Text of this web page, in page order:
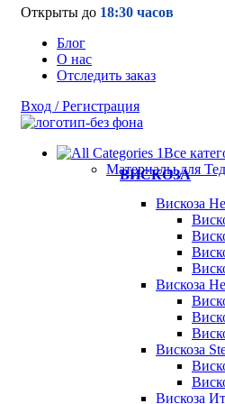
Открыты до 18:30 часов
Блог
О нас
Отследить заказ
Вход / Регистрация
Все
Материалы для
ВИСКОЗА
Вискоза
Вискоза
Вискоза
Вискоза